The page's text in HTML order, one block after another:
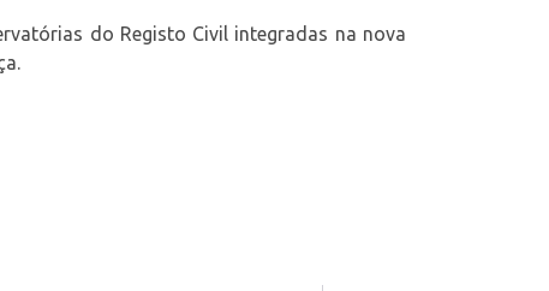
do Registo Civil integradas na nova